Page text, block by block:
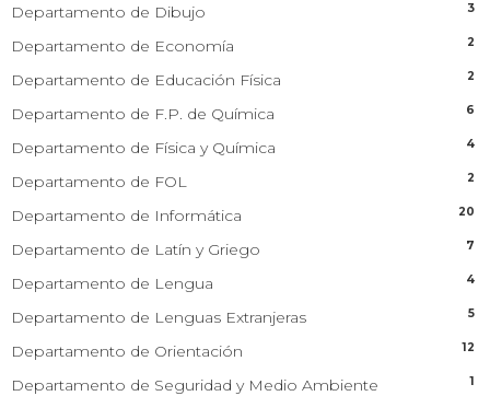
Departamento de Dibujo 3
Departamento de Economía 2
Departamento de Educación Física 2
Departamento de F.P. de Química 6
Departamento de Física y Química 4
Departamento de FOL 2
Departamento de Informática 20
Departamento de Latín y Griego 7
Departamento de Lengua 4
Departamento de Lenguas Extranjeras 5
Departamento de Orientación 12
Departamento de Seguridad y Medio Ambiente 1